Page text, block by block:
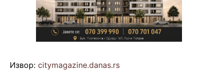
Извор: citymagazine.danas.rs